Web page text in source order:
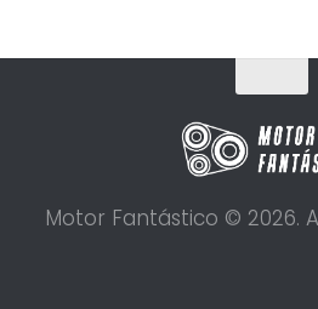
Motor Fantástico © 2026.